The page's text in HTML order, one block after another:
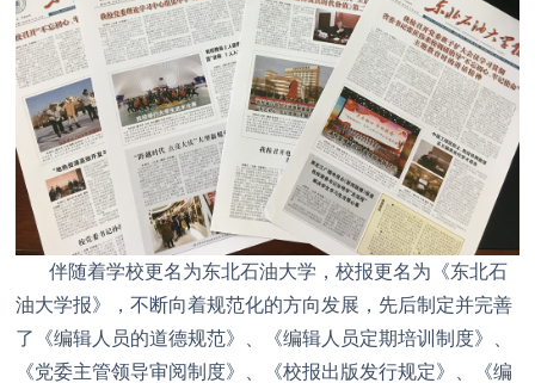
伴随着学校更名为东北石油大学，校报更名为《东北石
油大学报》，不断向着规范化的方向发展，先后制定并完善
了《编辑人员的道德规范》、《编辑人员定期培训制度》、
《党委主管领导审阅制度》、《校报出版发行规定》、《编